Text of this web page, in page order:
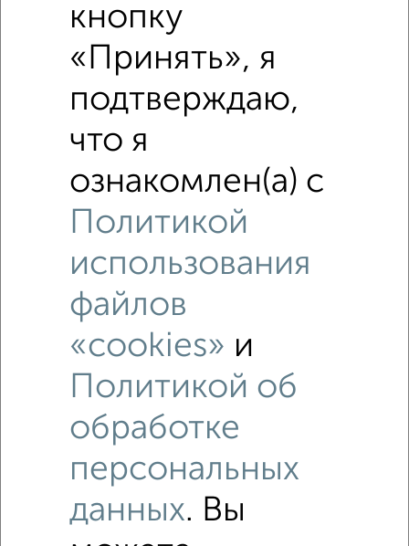
Рядом, с меньшей ценой
Недалеко от Ворошилова 15 с ценой ниже
Комната в 4-к квартире, 10м², 5/5 этаж
кнопку
«Принять», я
подтверждаю,
что я
ознакомлен(а) с
Политикой
использования
файлов
«cookies» и
Политикой об
обработке
персональных
данных. Вы